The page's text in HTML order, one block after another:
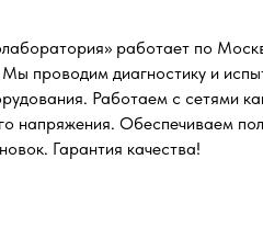
работает по
проводим диагностику и
Работаем с сетями
напряжения. Обеспечиваем
Гарантия качества!